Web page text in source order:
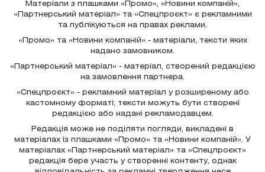
Матеріали з плашками «Промо», «Новини компаній»,
«Партнерський матеріал» та «Спецпроєкт» є рекламними
та публікуються на правах реклами.
«Промо» та «Новини компаній» - матеріали, тексти яких
надано замовником.
«Партнерський матеріал» - матеріал, створений редакцією
на замовлення партнера.
«Спецпроєкт» - рекламний матеріал у розширеному або
кастомному форматі; тексти можуть бути створені
редакцією або надані рекламодавцем.
Редакція може не поділяти погляди, викладені в
матеріалах із плашками «Промо» та «Новини компаній». У
матеріалах «Партнерський матеріал» та «Спецпроєкт»
редакція бере участь у створенні контенту, однак